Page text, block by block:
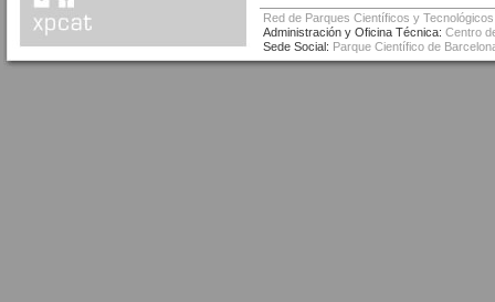
Red de Parques Científicos y
Administración y Oficina Técnica: Centro
Sede Social: Parque Científico de